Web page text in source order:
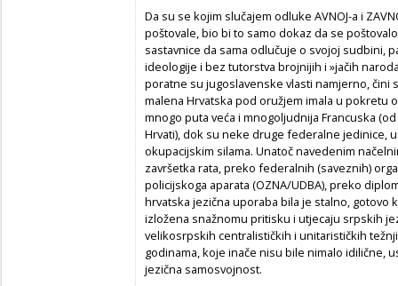
Da su se kojim slučajem odluke AVNOJ-a i
poštovale, bio bi to samo dokaz da se
sastavnice da sama odlučuje o svojoj sudbini,
ideologije i bez tutorstva brojnijih i »jačih
poratne su jugoslavenske vlasti namjerno, čini
malena Hrvatska pod oružjem imala u pokretu
mnogo puta veća i mnogoljudnija Francuska
Hrvati), dok su neke druge federalne jedinice,
okupacijskim silama. Unatoč navedenim
završetka rata, preko federalnih (saveznih)
policijskoga aparata (OZNA/UDBA), preko
hrvatska jezična uporaba bila je stalno, gotovo
izložena snažnomu pritisku i utjecaju srpskih
velikosrpskih centralističkih i unitarističkih
godinama, koje inače nisu bile nimalo idilične,
jezična samosvojnost.